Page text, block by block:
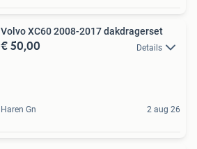
Volvo XC60 2008-2017 dakdragerset
€ 50,00 Details
Haren Gn 2 aug 26